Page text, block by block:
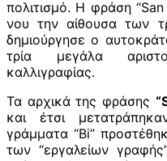
πολιτισμό. Η φράση
νου την αίθουσα των
δημιούργησε ο
τρία μεγάλα
καλλιγραφίας.
Τα αρχικά της φράσης
και έτσι
γράμματα “Bi”
των “εργαλείων